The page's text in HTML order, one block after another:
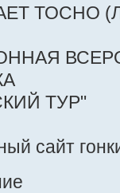
ТОСНО
ТУР"
сайт